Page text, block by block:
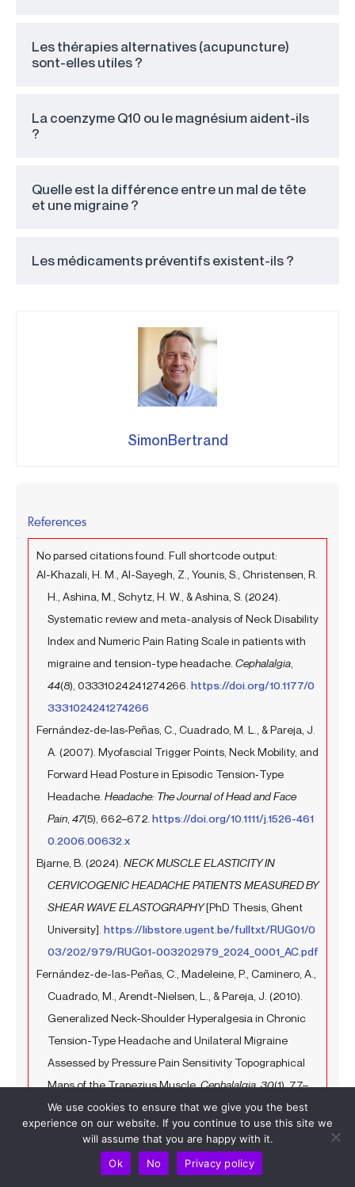
Les thérapies alternatives (acupuncture)
sont-elles utiles ?
La coenzyme Q10 ou le magnésium aident-ils
?
Quelle est la différence entre un mal de tête
et une migraine ?
Les médicaments préventifs existent-ils ?
SimonBertrand
References
No parsed citations found. Full shortcode output:
Al-Khazali, H. M., Al-Sayegh, Z., Younis, S., Christensen, R.
H., Ashina, M., Schytz, H. W., & Ashina, S. (2024).
Systematic review and meta-analysis of Neck Disability
Index and Numeric Pain Rating Scale in patients with
migraine and tension-type headache. Cephalalgia
44(8), 03331024241274266. https://doi.org/10.1177/0
3331024241274266
Fernández‐de‐las‐Peñas, C., Cuadrado, M. L., & Pareja, J.
A. (2007). Myofascial Trigger Points, Neck Mobility, and
Forward Head Posture in Episodic Tension‐Type
Headache. Headache: The Journal of Head and Face
Pain 47(5), 662–672. https://doi.org/10.1111/j.1526-461
0.2006.00632.x
Bjarne, B. (2024). NECK MUSCLE ELASTICITY IN
CERVICOGENIC HEADACHE PATIENTS MEASURED BY
SHEAR WAVE ELASTOGRAPHY[PhD Thesis, Ghent
University]. https://libstore.ugent.be/fulltxt/RUG01/0
03/202/979/RUG01-003202979_2024_0001_AC.pdf
Fernández-de-las-Peñas, C., Madeleine, P., Caminero, A.,
Cuadrado, M., Arendt-Nielsen, L., & Pareja, J. (2010).
Generalized Neck-Shoulder Hyperalgesia in Chronic
Tension-Type Headache and Unilateral Migraine
Assessed by Pressure Pain Sensitivity Topographical
Maps of the Trapezius Muscle.Cephalalgia,30(1), 77–
86. https://doi.org/10.1111/j.1468-2982.2009.01901.x
Luedtke, K., Starke, W., & May, A. (2018). Musculoskeletal
dysfunction in migraine patients.Cephalalgia
https://doi.org/10.1177/0333102417716934
We use cookies to ensure that we give you the best
experience on our website. If you continue to use this site we
will assume that you are happy with it.
Ok
No Privacy policy